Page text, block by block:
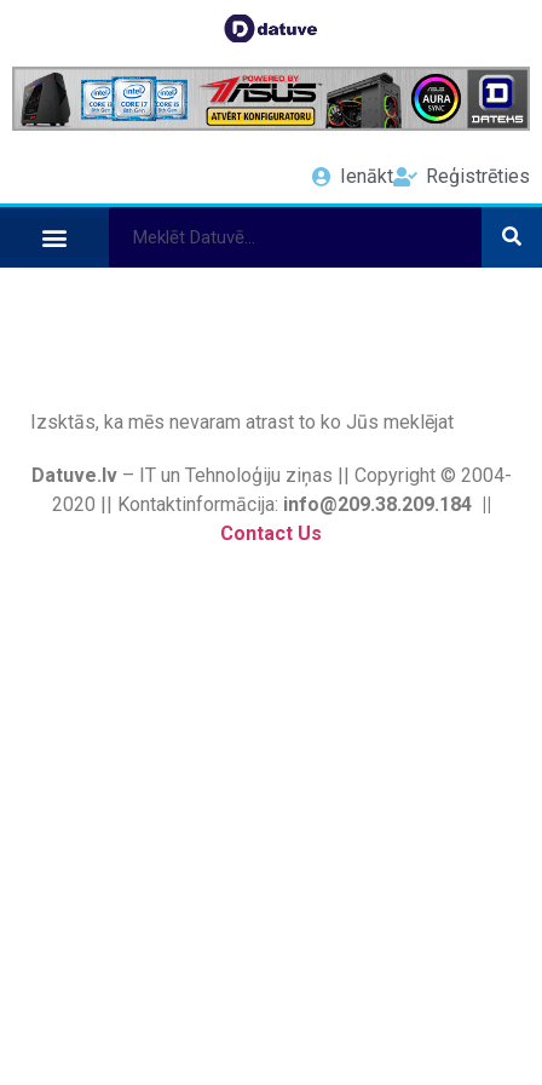
Ienākt Reģistrēties
Izsktās, ka mēs nevaram atrast to ko Jūs meklējat
Datuve.lv– IT un Tehnoloģiju ziņas || Copyright © 2004-
2020 || Kontaktinformācija: info@209.38.209.184 ||
Contact Us